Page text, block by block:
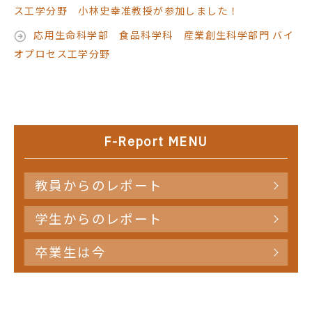
ス工学分野 小林史幸准教授が参加しました！
応用生命科学部 食品科学科 産業創生科学部門 バイ
オプロセス工学分野
F-Report MENU
教員からのレポート
学生からのレポート
卒業生は今